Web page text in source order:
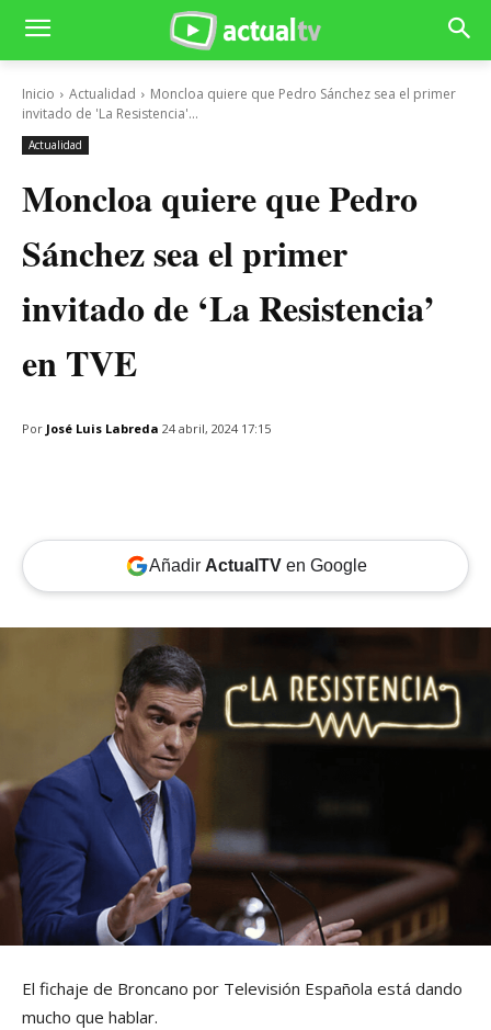
Inicio Actualidad
Moncloa quiere que Pedro Sánchez sea el primer
invitado de 'La Resistencia'...
Actualidad
Moncloa quiere que Pedro
Sánchez sea el primer
invitado de ‘La Resistencia’
en TVE
Por José Luis Labreda 24 abril, 2024 17:15
Añadir ActualTVen Google
El fichaje de Broncano por Televisión Española está dando
mucho que hablar.